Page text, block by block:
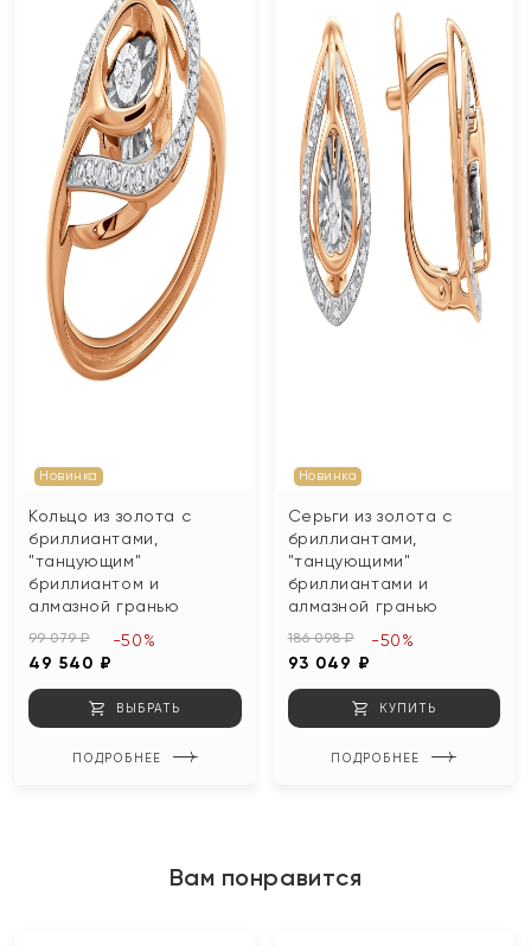
Новинка
Кольцо из золота с
бриллиантами,
"танцующим"
бриллиантом и
алмазной гранью
99 079 ₽
49 540 ₽
-50%
ВЫБРАТЬ
ПОДРОБНЕЕ
Новинка
Серьги из золота с
бриллиантами,
"танцующими"
бриллиантами и
алмазной гранью
186 098 ₽
93 049 ₽
-50%
КУПИТЬ
ПОДРОБНЕЕ
Вам понравится